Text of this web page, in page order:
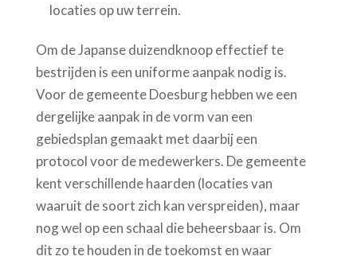
locaties op uw terrein.
Om de Japanse duizendknoop effectief te
bestrijden is een uniforme aanpak nodig is.
Voor de gemeente Doesburg hebben we een
dergelijke aanpak in de vorm van een
gebiedsplan gemaakt met daarbij een
protocol voor de medewerkers. De gemeente
kent verschillende haarden (locaties van
waaruit de soort zich kan verspreiden), maar
nog wel op een schaal die beheersbaar is. Om
dit zo te houden in de toekomst en waar